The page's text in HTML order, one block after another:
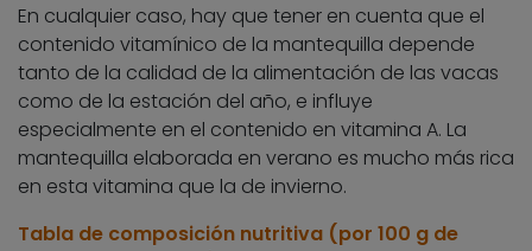
En cualquier caso, hay que tener en cuenta que el
contenido vitamínico de la mantequilla depende
tanto de la calidad de la alimentación de las vacas
como de la estación del año, e influye
especialmente en el contenido en vitamina A. La
mantequilla elaborada en verano es mucho más rica
en esta vitamina que la de invierno.
Tabla de composición nutritiva (por 100 g de